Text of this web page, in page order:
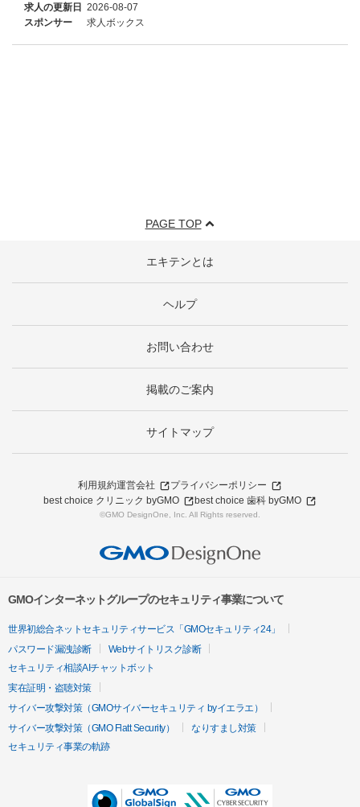
求人の更新日 2026-08-07
スポンサー
求人ボックス
PAGE TOP
エキテンとは
ヘルプ
お問い合わせ
掲載のご案内
サイトマップ
利用規約運営会社
プライバシーポリシー
best choice クリニック byGMO
best choice 歯科 byGMO
©GMO DesignOne, Inc. All Rights reserved.
GMOインターネットグループのセキュリティ事業について
世界初総合ネットセキュリティサービス「GMOセキュリティ24」
パスワード漏洩診断
Webサイトリスク診断
セキュリティ相談AIチャットボット
実在証明・盗聴対策
サイバー攻撃対策（GMOサイバーセキュリティ byイエラエ）
サイバー攻撃対策（GMO Flatt Security）
なりすまし対策
セキュリティ事業の軌跡